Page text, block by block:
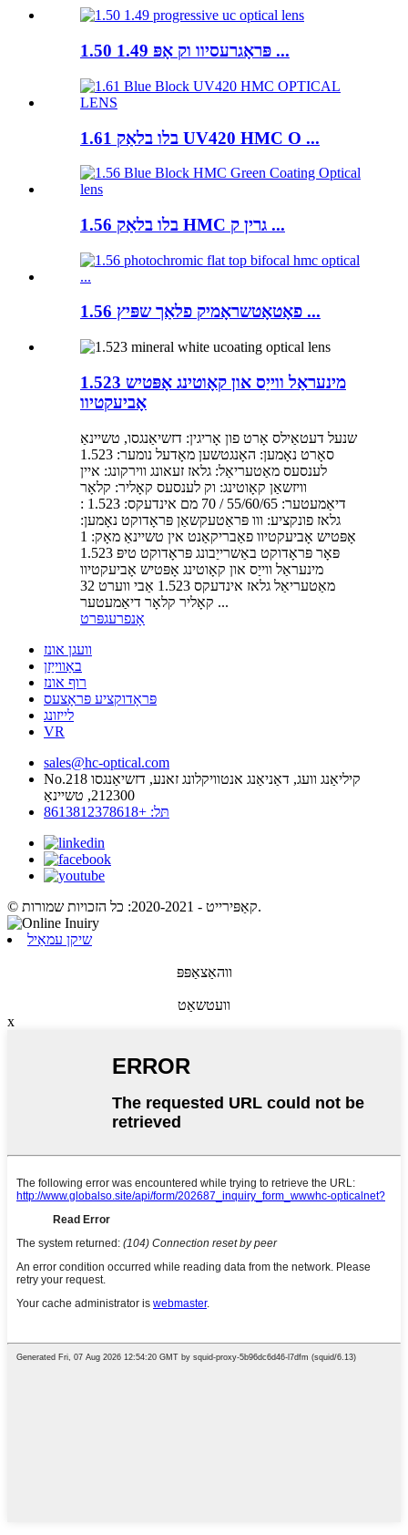
1.50 1.49 פּראָגרעסיוו וק אָפּ ...
1.61 בלו בלאַק UV420 HMC O ...
1.56 בלו בלאַק HMC גרין ק ...
1.56 פאָטאָטשראָמיק פלאַך שפּיץ ...
1.523 מינעראַל ווייַס און קאָוטינג אָפּטיש
אָביעקטיוו
שנעל דעטאַילס אָרט פון אָריגין: דזשיאַנגסו, טשיינאַ
סאָרט נאָמען: האָנגטשען מאָדעל נומער: 1.523
לענסעס מאַטעריאַל: גלאז זעאונג ווירקונג: איין
וויזשאַן קאָוטינג: וק לענסעס קאָליר: קלאָר
דיאַמעטער: 55/60/65 / 70 מם אינדעקס: 1.523 :
גלאז פונקציע: ווו פּראַטעקשאַן פּראָדוקט נאָמען:
אָפּטיש אָביעקטיוו פאַבריקאַנט אין טשיינאַ מאָק: 1
פּאָר פּראָדוקט באַשרייַבונג פּראָדוקט טיפּ 1.523
מינעראַל ווייַס און קאָוטינג אָפּטיש אָביעקטיוו
מאַטעריאַל גלאז אינדעקס 1.523 אַבי ווערט 32
קאָליר קלאָר דיאַמעטער ...
אָנפרעגפּרט
וועגן אונז
באַווייַזן
רוף אונז
פּראָדוקציע פּראָצעס
לייזונג
VR
sales@hc-optical.com
No.218 קיליאַנג וועג, דאַניאַנג אנטוויקלונג זאנע, דזשיאַנגסו
212300, טשיינאַ
תּל: +8613812378618
© קאַפּירייט - 2020-2021: כל הזכויות שמורות.
שיקן עמאַיל
ווהאַצאַפּפּ
וועטשאַט
x